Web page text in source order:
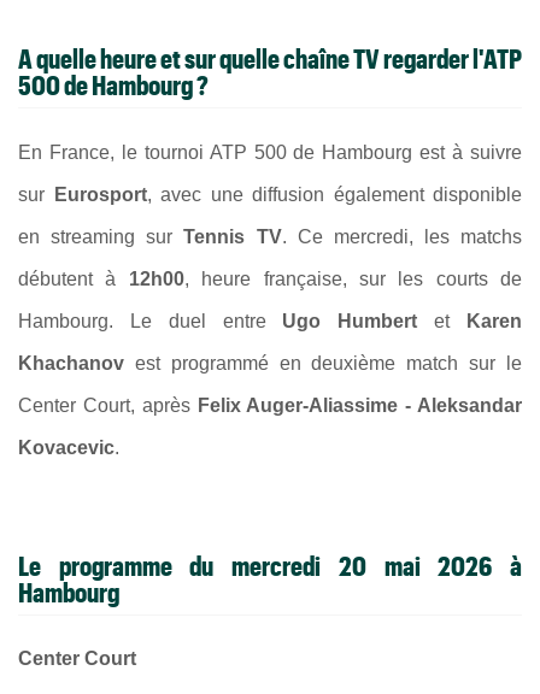
A quelle heure et sur quelle chaîne TV regarder l'ATP
500 de Hambourg ?
En France, le tournoi ATP 500 de Hambourg est à suivre
sur Eurosport, avec une diffusion également disponible
en streaming surTennis TV. Ce mercredi, les matchs
débutent à 12h00, heure française, sur les courts de
Hambourg. Le duel entre Ugo Humbert et Karen
Khachanov est programmé en deuxième match sur le
Center Court, après Felix Auger-Aliassime - Aleksandar
Kovacevic.
Le programme du mercredi 20 mai 2026 à
Hambourg
Center Court